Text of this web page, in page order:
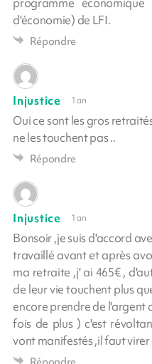
d'économie) de LFI.
Répondre
Injustice 1 an
Oui ce sont les gros
ne les touchent pas ..
Répondre
Injustice 1 an
Bonsoir ,je suis d'accord
travaillé avant et après
ma retraite ,j' ai 465€ ,
de leur vie touchent plus
encore prendre de l'argent
fois de plus ) c'est
vont manifestés ,il faut virer